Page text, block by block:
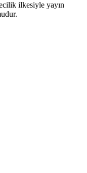
ilkesiyle yayın